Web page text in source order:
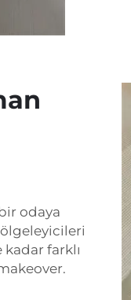
odaya
kadar farklı